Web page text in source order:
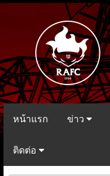
หน้าแรก ข่าว
ติดต่อ